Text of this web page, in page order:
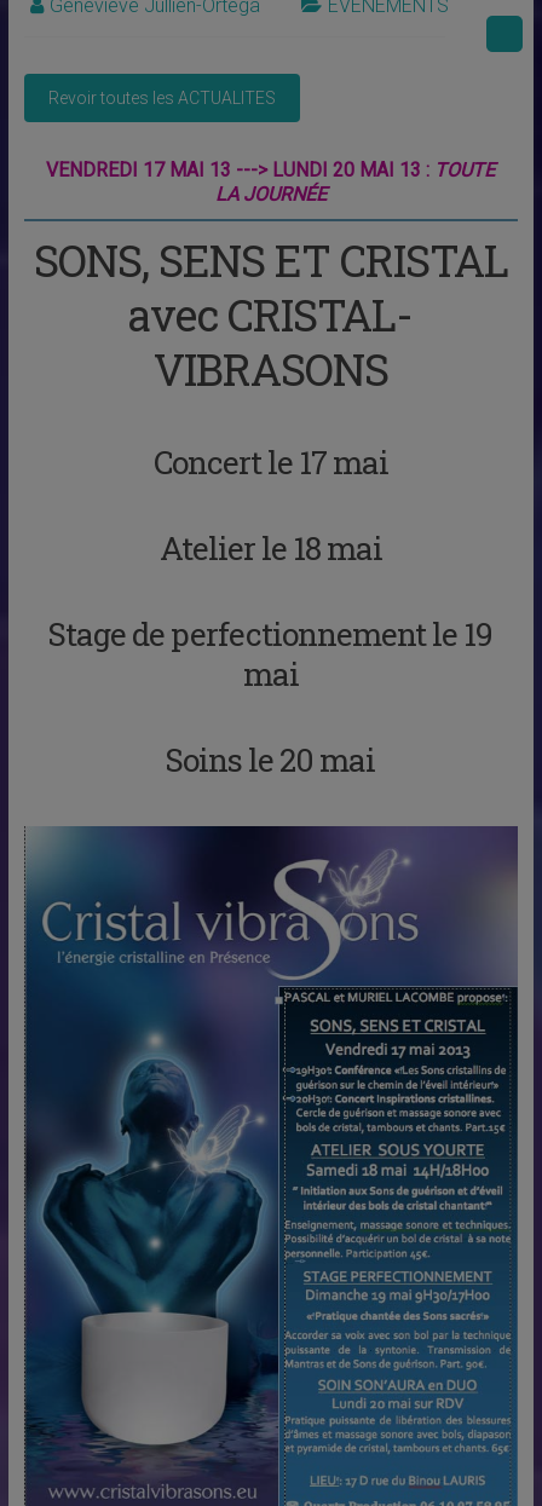
Geneviève Jullien-Ortega EVENEMENTS
VENDREDI 17 MAI 13 ---> LUNDI 20 MAI 13 : TOUTE
LA JOURNÉE
SONS, SENS ET CRISTAL
avec CRISTAL-
VIBRASONS
Concert le 17 mai
Atelier le 18 mai
Stage de perfectionnement le 19
mai
Soins le 20 mai